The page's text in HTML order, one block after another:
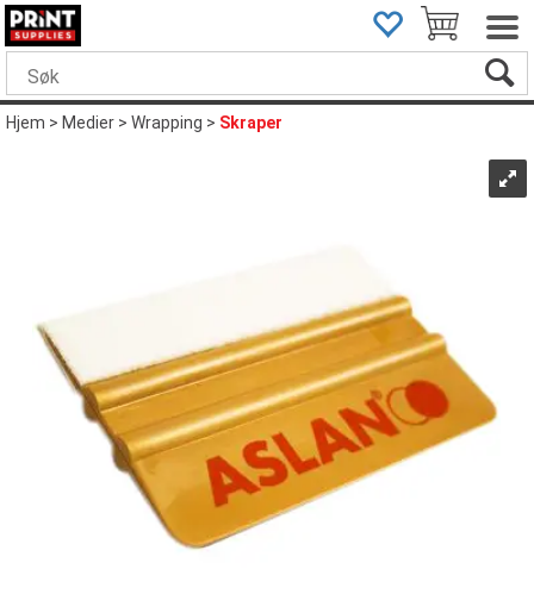
Hjem>Medier>Wrapping>Skraper